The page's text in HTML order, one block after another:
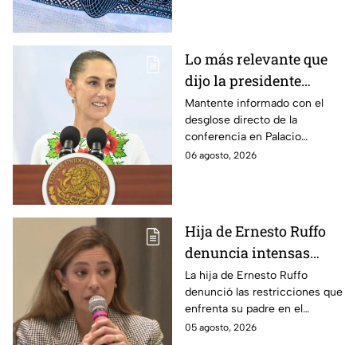
Lo más relevante que
dijo la presidente
Claudia Sheinbaum
hoy jueves 6 de agosto
en la mañanera
Mantente informado con el
desglose directo de la
conferencia en Palacio
Nacional este jueves 6 de
06 agosto, 2026
Hija de Ernesto Ruffo
denuncia intensas
restricciones en el
Altiplano; buscan que
salga del penal
La hija de Ernesto Ruffo
denunció las restricciones que
enfrenta su padre en el
Altiplano y anunció que
05 agosto, 2026